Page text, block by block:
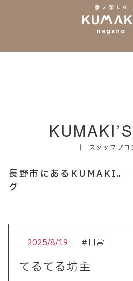
スタッフブロ
長野市にあるKUMAKI。
グ
2025/8/19 ｜ ＃日常 ｜
てるてる坊主